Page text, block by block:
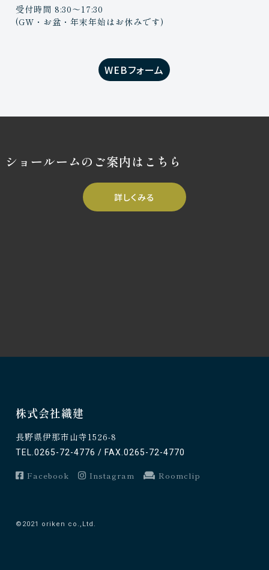
受付時間 8:30〜17:30
(GW・お盆・年末年始はお休みです)
WEBフォーム
ショールームのご案内はこちら
詳しくみる
株式会社織建
長野県伊那市山寺1526-8
TEL.0265-72-4776 / FAX.0265-72-4770
Facebook Instagram Roomclip
©2021 oriken co.,Ltd.